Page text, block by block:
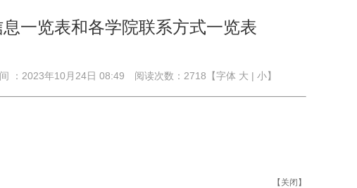
一览表和各学院联系方式一览表
：2023年10月24日 08:49 阅读次数： 2718 【字体 大 | 小】
【关闭】